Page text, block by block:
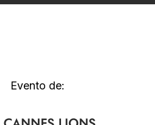
Evento de: